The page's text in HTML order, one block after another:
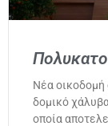
Νέα οικοδομή
δομικό
οποία